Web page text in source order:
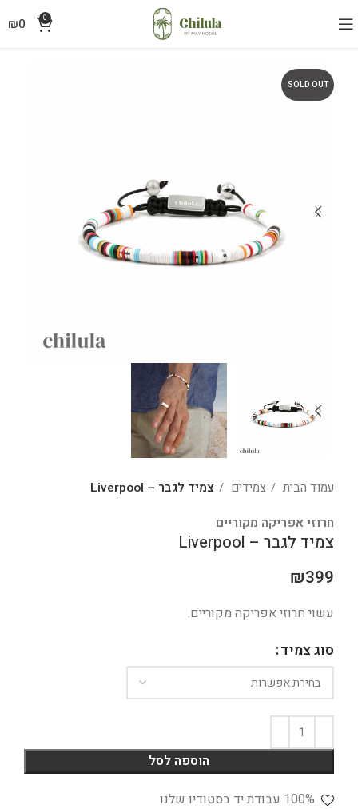
0
₪0
SOLD OUT
עמוד הבית צמידים צמיד לגבר – Liverpool
חרוזי אפריקה מקוריים
צמיד לגבר – Liverpool
₪399
עשוי חרוזי אפריקה מקוריים.
סוג צמיד
הוספה לסל